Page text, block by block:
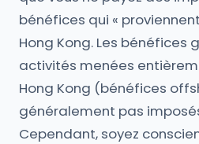
bénéfices qui «
Hong Kong. Les bénéfices
activités menées
Hong Kong (bénéfices
généralement pas
Cependant, soyez